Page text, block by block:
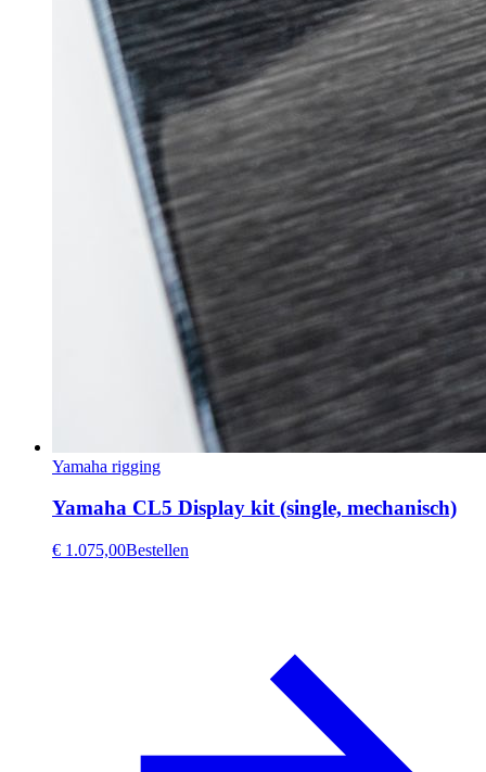
Yamaha rigging
Yamaha CL5 Display kit (single, mechanisch)
€ 1.075,00Bestellen